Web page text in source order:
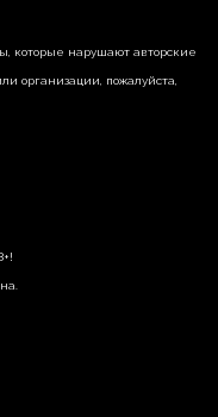
которые нарушают авторские
организации, пожалуйста,